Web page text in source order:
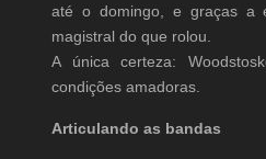
até o domingo, e graças a
magistral do que rolou.
A única certeza:
condições amadoras.
Articulando as bandas